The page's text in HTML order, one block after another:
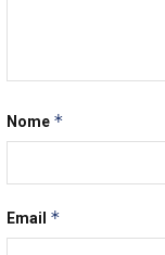
Nome *
Email *